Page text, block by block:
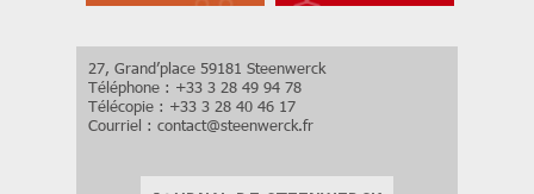
27, Grand’place 59181 Steenwerck
Téléphone : +33 3 28 49 94 78
Télécopie : +33 3 28 40 46 17
Courriel : contact@steenwerck.fr